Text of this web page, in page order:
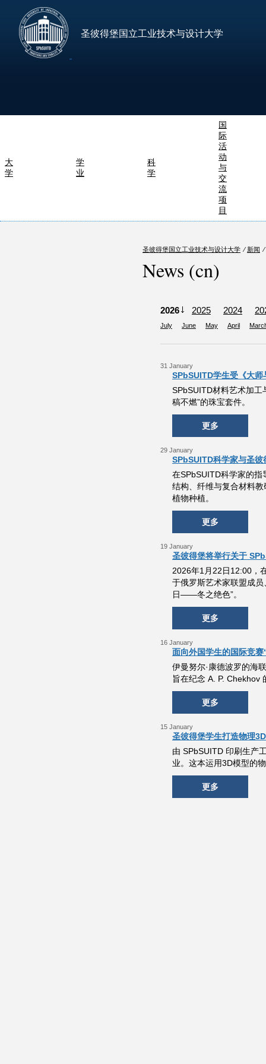
圣彼得堡国立工业技术与设计大学
大
学
学
业
科
学
国
际
活
动
与
交
流
项
目
圣彼得堡国立工业技术与设计大学 ⁄ 新闻 ⁄
News (cn)
2026 2025 2024
July June May April
31 January
SPbSUITD学生受《大
SPbSUITD材料艺术加
稿不燃”的珠宝套件。
更多
29 January
SPbSUITD科学家与圣
在SPbSUITD科学家的
结构、纤维与复合材料
植物种植。
更多
19 January
圣彼得堡将举行关于
2026年1月22日12:00，
于俄罗斯艺术家联盟成
日——冬之绝色”。
更多
16 January
面向外国学生的国际竞赛
伊曼努尔·康德波罗的海
旨在纪念 A. P. Chekhov
更多
15 January
圣彼得堡学生打造物理
由 SPbSUITD 印刷生产
业。这本运用3D模型的
更多